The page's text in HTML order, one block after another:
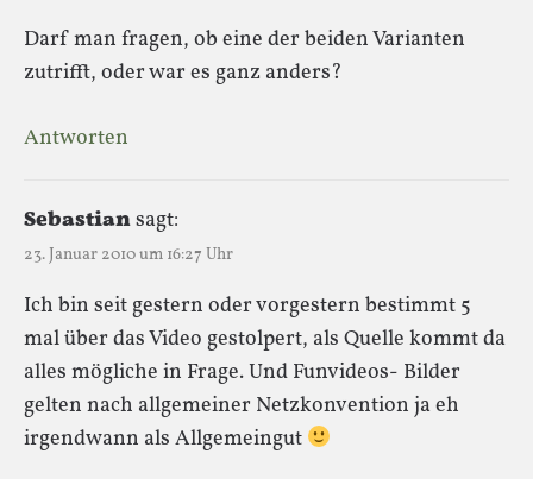
Darf man fragen, ob eine der beiden Varianten
zutrifft, oder war es ganz anders?
Antworten
Sebastiansagt:
23. Januar 2010 um 16:27 Uhr
Ich bin seit gestern oder vorgestern bestimmt 5
mal über das Video gestolpert, als Quelle kommt da
alles mögliche in Frage. Und Funvideos- Bilder
gelten nach allgemeiner Netzkonvention ja eh
irgendwann als Allgemeingut